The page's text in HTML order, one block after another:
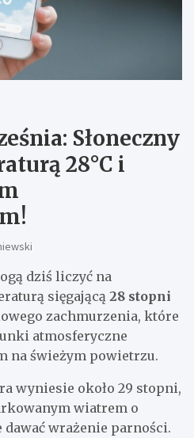
Słoneczny
28°C i
dziś liczyć na
sięgającą 28 stopni
zachmurzenia, które
atmosferyczne
na świeżym powietrzu.
wyniesie około 29 stopni,
wiatrem o
dawać wrażenie parności.